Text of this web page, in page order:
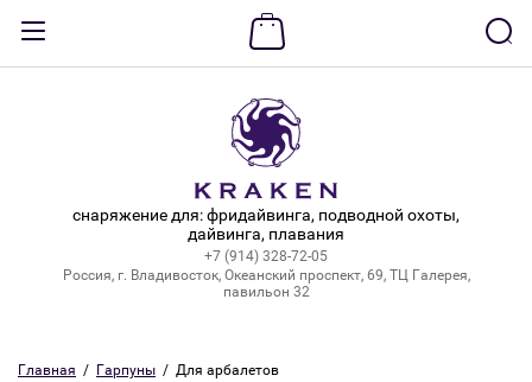
снаряжение для: фридайвинга, подводной охоты,
дайвинга, плавания
+7 (914) 328-72-05
Россия, г. Владивосток, Океанский проспект, 69, ТЦ Галерея,
павильон 32
Главная
  /
Гарпуны
  /  Для арбалетов